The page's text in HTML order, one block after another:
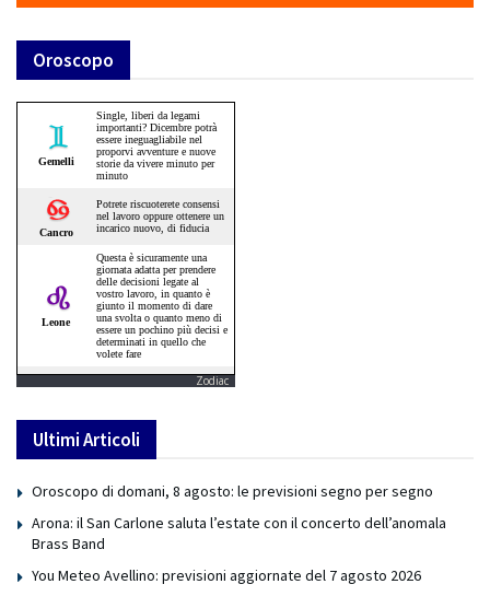
Oroscopo
Zodiac
Ultimi Articoli
Oroscopo di domani, 8 agosto: le previsioni segno per segno
Arona: il San Carlone saluta l’estate con il concerto dell’anomala
Brass Band
You Meteo Avellino: previsioni aggiornate del 7 agosto 2026